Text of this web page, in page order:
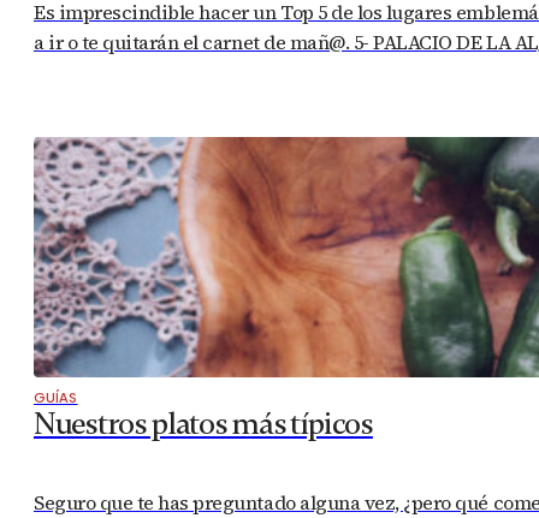
Es imprescindible hacer un Top 5 de los lugares
a ir o te quitarán el carnet de mañ@. 5- PALACIO DE LA
GUÍAS
Nuestros platos más típicos
Seguro que te has preguntado alguna vez, ¿pero qué